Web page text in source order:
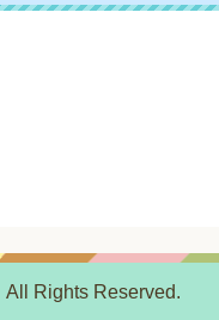
All Rights Reserved.